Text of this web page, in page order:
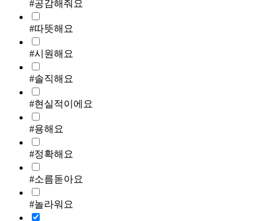
#공감해줘요
#따뜻해요
#시원해요
#솔직해요
#현실적이에요
#용해요
#정확해요
#소름돋아요
#놀라워요